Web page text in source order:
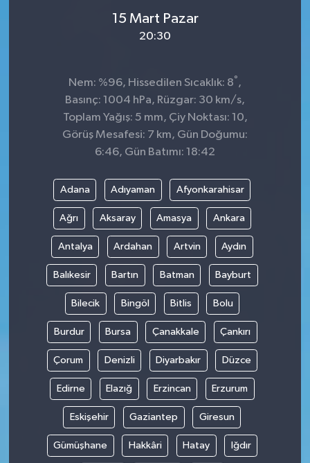
15 Mart Pazar
20:30
Nem: %96, Hissedilen Sıcaklık: 8°,
Basınç: 1004 hPa, Rüzgar: 30 km/s,
Toplam Yağış: 5 mm, Çiy Noktası: 10,
Görüş Mesafesi: 7 km, Gün Doğumu:
6:46, Gün Batımı: 18:42
Adana Adıyaman Afyonkarahisar
Ağrı Aksaray Amasya Ankara
Antalya Ardahan Artvin Aydın
Balıkesir Bartın Batman Bayburt
Bilecik Bingöl Bitlis Bolu
Burdur Bursa Çanakkale Çankırı
Çorum Denizli Diyarbakır Düzce
Edirne Elazığ Erzincan Erzurum
Eskişehir Gaziantep Giresun
Gümüşhane Hakkâri Hatay Iğdır